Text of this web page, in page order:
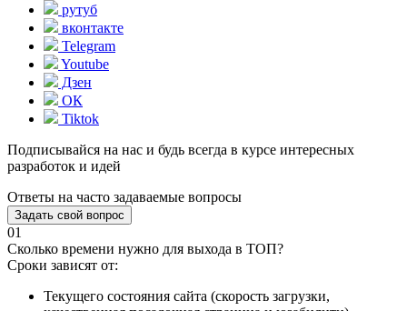
рутуб
вконтакте
Telegram
Youtube
Дзен
ОК
Tiktok
Подписывайся на нас и будь всегда в курсе интересных
разработок и идей
Ответы на часто задаваемые вопросы
Задать свой вопрос
01
Сколько времени нужно для выхода в ТОП?
Сроки зависят от:
Текущего состояния сайта (скорость загрузки,